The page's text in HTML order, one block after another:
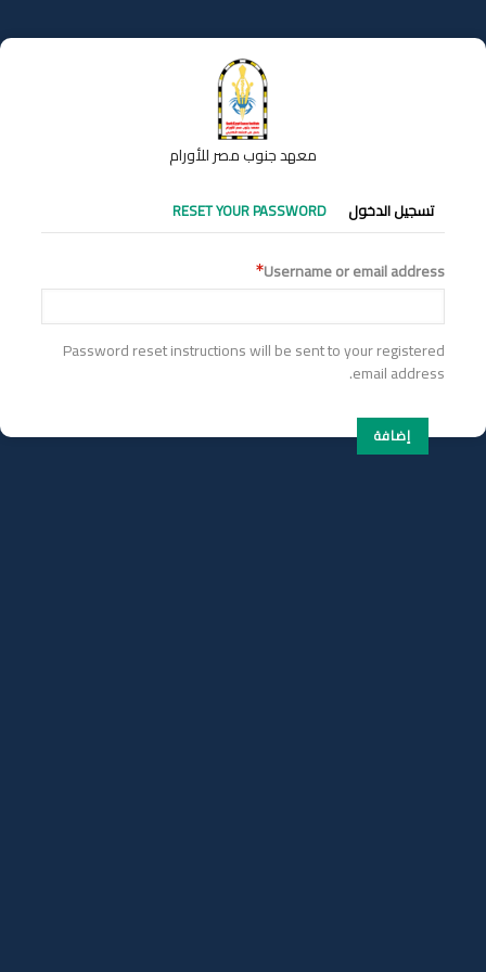
إلى
المحتوى
معهد جنوب مصر للأورام
التبويبات
الأساسية
تسجيل الدخول RESET YOUR PASSWORD
Username or email address
Password reset instructions will be sent to your registered
email address.